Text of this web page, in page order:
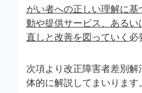
がい者への正しい理解に
動や提供サービス、あるい
直しと改善を図っていく 必
次項より改正障害者差別
体的に解説してまいります